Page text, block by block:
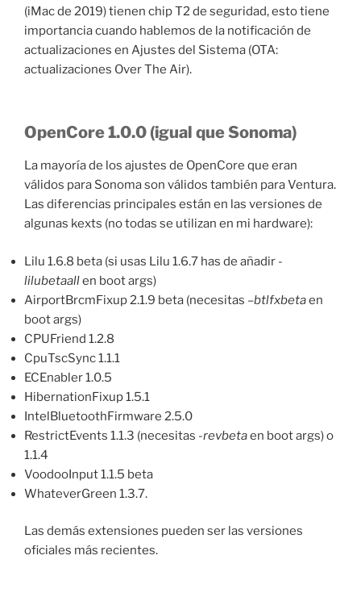
(iMac de 2019) tienen chip T2 de seguridad, esto tiene
importancia cuando hablemos de la notificación de
actualizaciones en Ajustes del Sistema (OTA:
actualizaciones Over The Air).
OpenCore 1.0.0 (igual que Sonoma)
La mayoría de los ajustes de OpenCore que eran
válidos para Sonoma son válidos también para Ventura.
Las diferencias principales están en las versiones de
algunas kexts (no todas se utilizan en mi hardware):
Lilu 1.6.8 beta (si usas Lilu 1.6.7 has de añadir -
lilubetaallen boot args)
AirportBrcmFixup 2.1.9 beta (necesitas –btlfxbetaen
boot args)
CPUFriend 1.2.8
CpuTscSync 1.1.1
ECEnabler 1.0.5
HibernationFixup 1.5.1
IntelBluetoothFirmware 2.5.0
RestrictEvents 1.1.3 (necesitas -revbetaen boot args) o
1.1.4
VoodooInput 1.1.5 beta
WhateverGreen 1.3.7.
Las demás extensiones pueden ser las versiones
oficiales más recientes.